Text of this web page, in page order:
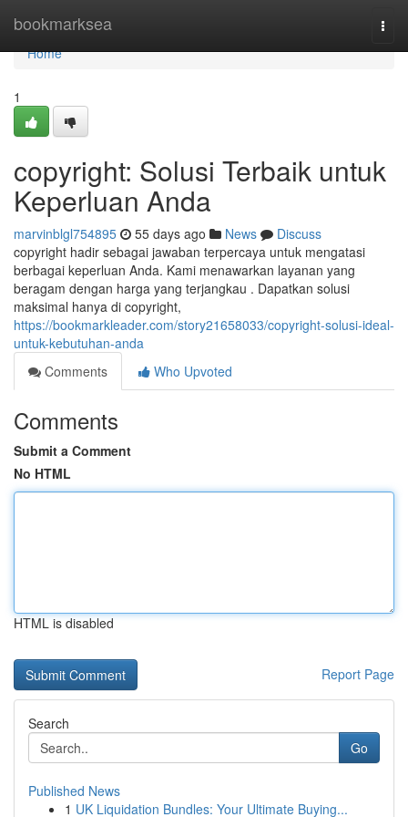
bookmarksea
Home
Home
1
copyright: Solusi Terbaik untuk
Keperluan Anda
marvinblgl754895 55 days ago News
Discuss
copyright hadir sebagai jawaban terpercaya untuk mengatasi
berbagai keperluan Anda. Kami menawarkan layanan yang
beragam dengan harga yang terjangkau . Dapatkan solusi
maksimal hanya di copyright,
https://bookmarkleader.com/story21658033/copyright-solusi-ideal-
untuk-kebutuhan-anda
Comments
Who Upvoted
Comments
Submit a Comment
No HTML
HTML is disabled
Report Page
Search
Go
Published News
1 UK Liquidation Bundles: Your Ultimate Buying...